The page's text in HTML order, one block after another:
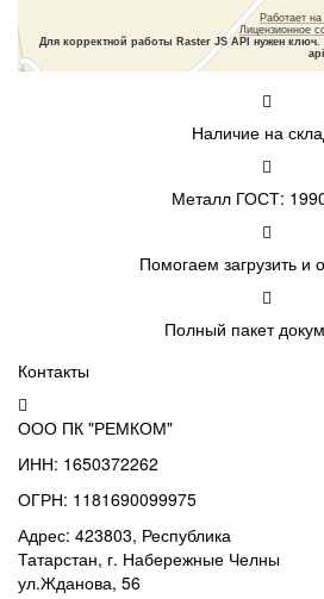
Наличие на
Металл ГОСТ:
Помогаем загрузить и
Полный пакет
Контакты
ООО ПК "РЕМКОМ"
ИНН: 1650372262
ОГРН: 1181690099975
Адрес: 423803, Республика
Татарстан, г. Набережные Челны
ул.Жданова, 56